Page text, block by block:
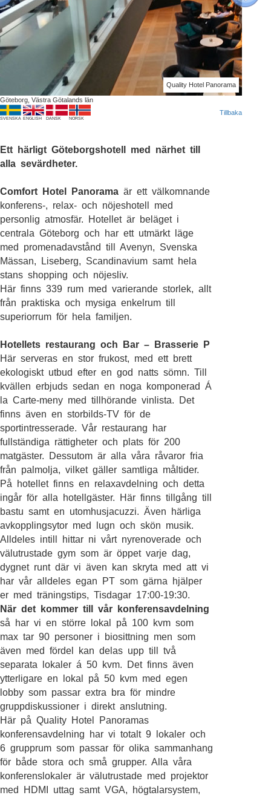
Quality Hotel Panorama
Next
Göteborg, Västra Götalands län
SVENSKA ENGLISH DANSK NORSK
Tillbaka
Ett härligt Göteborgshotell med närhet till
alla sevärdheter.
Comfort Hotel Panorama är ett välkomnande
konferens-, relax- och nöjeshotell med
personlig atmosfär. Hotellet är beläget i
centrala Göteborg och har ett utmärkt läge
med promenadavstånd till Avenyn, Svenska
Mässan, Liseberg, Scandinavium samt hela
stans shopping och nöjesliv.
Här finns 339 rum med varierande storlek, allt
från praktiska och mysiga enkelrum till
superiorrum för hela familjen.
Hotellets restaurang och Bar – Brasserie P
Här serveras en stor frukost, med ett brett
ekologiskt utbud efter en god natts sömn. Till
kvällen erbjuds sedan en noga komponerad Á
la Carte-meny med tillhörande vinlista. Det
finns även en storbilds-TV för de
sportintresserade. Vår restaurang har
fullständiga rättigheter och plats för 200
matgäster. Dessutom är alla våra råvaror fria
från palmolja, vilket gäller samtliga måltider.
På hotellet finns en relaxavdelning och detta
ingår för alla hotellgäster. Här finns tillgång till
bastu samt en utomhusjacuzzi. Även härliga
avkopplingsytor med lugn och skön musik.
Alldeles intill hittar ni vårt nyrenoverade och
välutrustade gym som är öppet varje dag,
dygnet runt där vi även kan skryta med att vi
har vår alldeles egan PT som gärna hjälper
er med träningstips, Tisdagar 17:00-19:30.
När det kommer till vår konferensavdelning
så har vi en större lokal på 100 kvm som
max tar 90 personer i biosittning men som
även med fördel kan delas upp till två
separata lokaler á 50 kvm. Det finns även
ytterligare en lokal på 50 kvm med egen
lobby som passar extra bra för mindre
gruppdiskussioner i direkt anslutning.
Här på Quality Hotel Panoramas
konferensavdelning har vi totalt 9 lokaler och
6 grupprum som passar för olika sammanhang
för både stora och små grupper. Alla våra
konferenslokaler är välutrustade med projektor
med HDMI uttag samt VGA, högtalarsystem,